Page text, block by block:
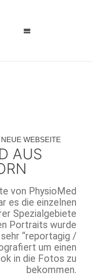
WEBSEITE
AUS
von PhysioMed
es die einzelnen
Spezialgebiete
Portraits wurde
“reportagig /
um einen
in die Fotos zu
bekommen.